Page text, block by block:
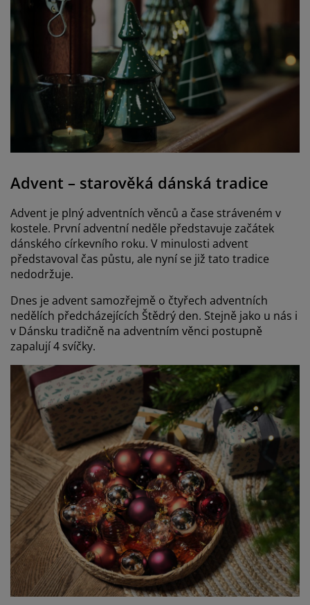
Advent – starověká dánská tradice
Advent je plný adventních věnců a čase stráveném v
kostele. První adventní neděle představuje začátek
dánského církevního roku. V minulosti advent
představoval čas půstu, ale nyní se již tato tradice
nedodržuje.
Dnes je advent samozřejmě o čtyřech adventních
nedělích předcházejících Štědrý den. Stejně jako u nás i
v Dánsku tradičně na adventním věnci postupně
zapalují 4 svíčky.